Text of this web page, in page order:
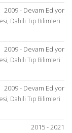
2009 - Devam Ediyor
Dahili Tıp Bilimleri
2009 - Devam Ediyor
Dahili Tıp Bilimleri
2009 - Devam Ediyor
Dahili Tıp Bilimleri
2015 - 2021